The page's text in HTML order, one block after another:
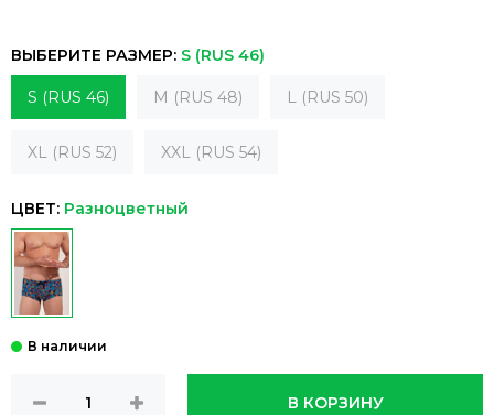
ВЫБЕРИТЕ РАЗМЕР: S (RUS 46)
S (RUS 46) M (RUS 48) L (RUS 50)
XL (RUS 52) XXL (RUS 54)
ЦВЕТ: Разноцветный
В КОРЗИНУ